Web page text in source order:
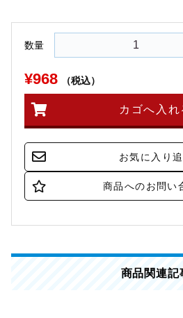
数量
¥968 （税込）
商品関連記